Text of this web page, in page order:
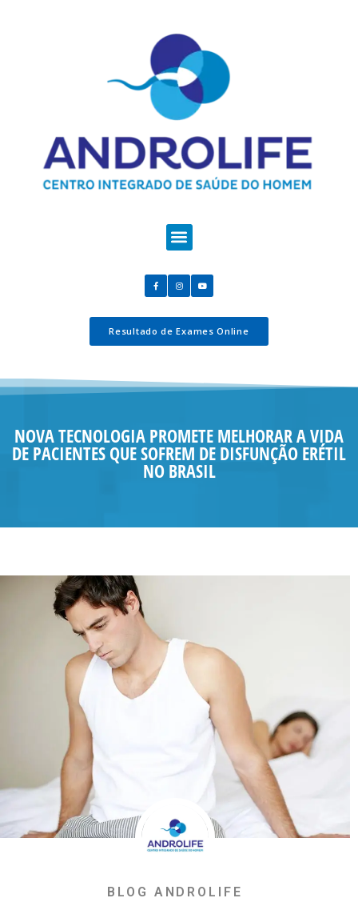
Resultado de Exames Online
NOVA TECNOLOGIA PROMETE MELHORAR A VIDA
DE PACIENTES QUE SOFREM DE DISFUNÇÃO ERÉTIL
NO BRASIL
BLOG ANDROLIFE